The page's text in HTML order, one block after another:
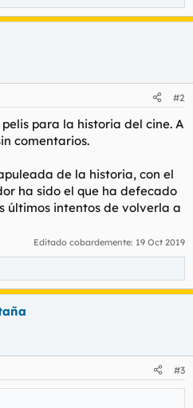
#2
para la historia del cine. A
comentarios.
de la historia, con el
ha sido el que ha defecado
últimos intentos de volverla a
Editado cobardemente: 19 Oct 2019
#3